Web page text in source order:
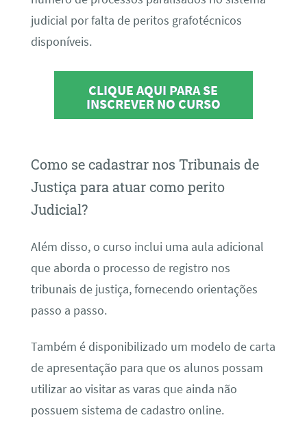
judicial por falta de peritos grafotécnicos
disponíveis.
CLIQUE AQUI PARA SE
INSCREVER NO CURSO
Como se cadastrar nos Tribunais de
Justiça para atuar como perito
Judicial?
Além disso, o curso inclui uma aula adicional
que aborda o processo de registro nos
tribunais de justiça, fornecendo orientações
passo a passo.
Também é disponibilizado um modelo de carta
de apresentação para que os alunos possam
utilizar ao visitar as varas que ainda não
possuem sistema de cadastro online.